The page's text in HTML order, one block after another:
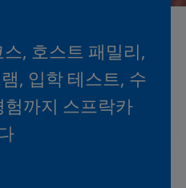
, 호스트 패밀리,
, 입학 테스트, 수
험까지 스프락카